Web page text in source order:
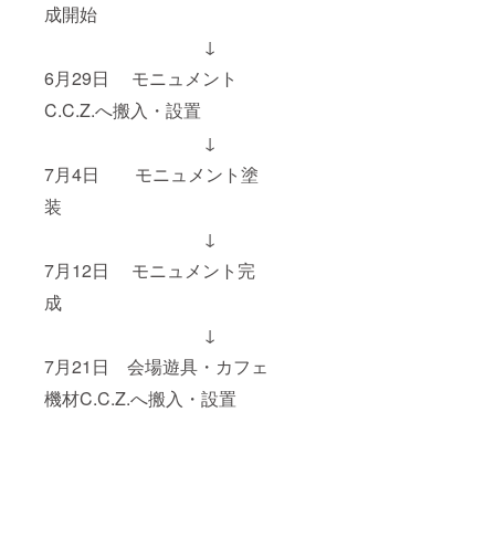
成開始
↓
6月29日 モニュメント
C.C.Z.へ搬入・設置
↓
7月4日 モニュメント塗
装
↓
7月12日 モニュメント完
成
↓
7月21日 会場遊具・カフェ
機材C.C.Z.へ搬入・設置